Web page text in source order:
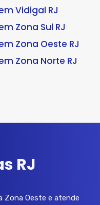
Vidigal RJ
Zona Sul RJ
Zona Oeste RJ
Zona Norte RJ
RJ
Zona Oeste e atende